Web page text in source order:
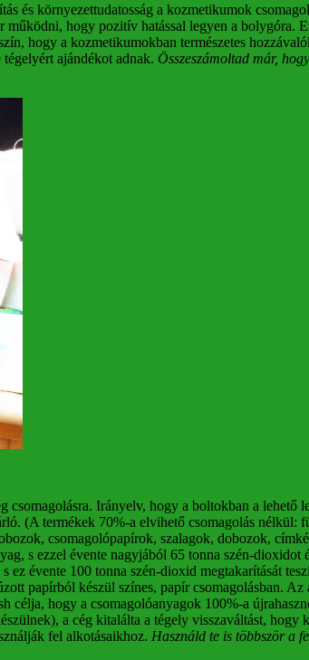
és környezettudatosság a kozmetikumok
hogy pozitív hatással legyen a bolygóra.
hogy a kozmetikumokban természetes
ajándékot adnak. Összeszámoltad már,
Irányelv, hogy a boltokban a lehető
(A termékek 70%-a elvihető csomagolás
csomagolópapírok, szalagok, dobozok,
s ezzel évente nagyjából 65 tonna szén-
évente 100 tonna szén-dioxid megtakarítását
papírból készül színes, papír csomagolásban.
célja, hogy a csomagolóanyagok 100%-a
a cég kitalálta a tégely visszaváltást,
fel alkotásaikhoz. Használd te is többször a